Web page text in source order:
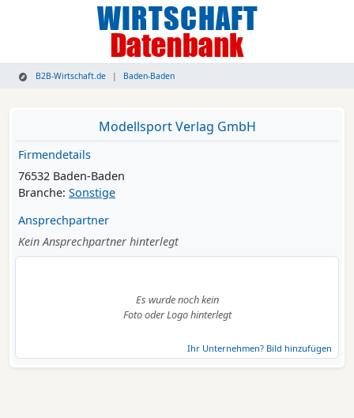
B2B-Wirtschaft.de Baden-Baden
Modellsport Verlag GmbH
Firmendetails
76532 Baden-Baden
Branche: Sonstige
Ansprechpartner
Kein Ansprechpartner hinterlegt
Es wurde noch kein
Foto oder Logo hinterlegt
Ihr Unternehmen? Bild hinzufügen